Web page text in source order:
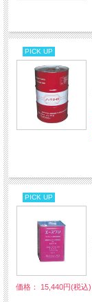
PICK UP
PICK UP
価格： 15,440円(税込)